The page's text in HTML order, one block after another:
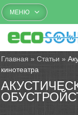
МЕНЮ
Главная »Статьи »
кинотеатра